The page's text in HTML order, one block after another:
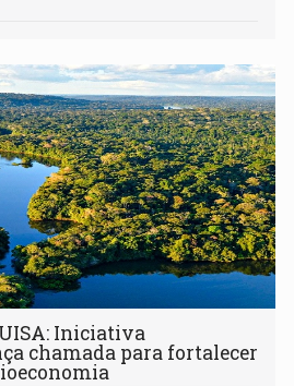
Iniciativa
chamada para fortalecer